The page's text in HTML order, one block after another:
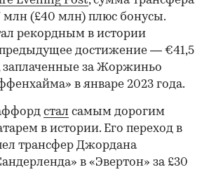
млн (£40 млн) плюс бонусы.
рекордным в истории
достижение — €41,5
заплаченные за Жоржиньо
в январе 2023 года.
стал самым дорогим
в истории. Его переход в
трансфер Джордана
в «Эвертон» за £30